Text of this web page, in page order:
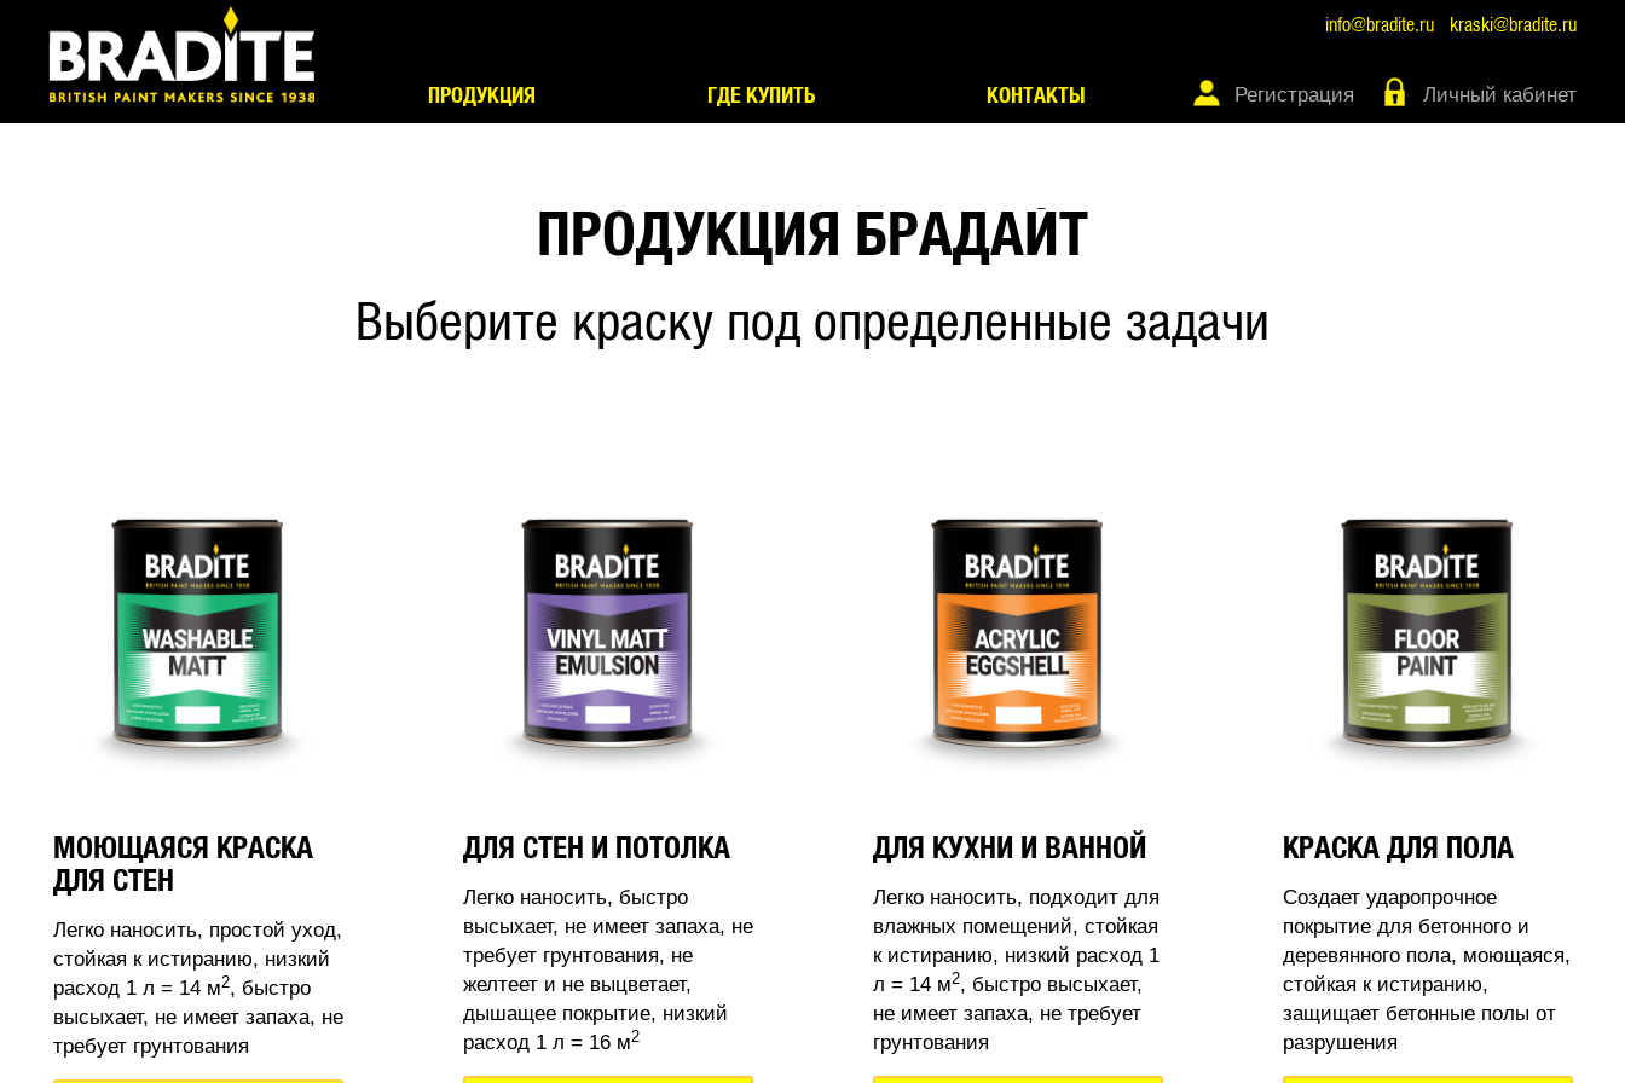
info@bradite.ru kraski@bradite.ru
ПРОДУКЦИЯ ГДЕ КУПИТЬ КОНТАКТЫ Регистрация Личный кабинет
ПРОДУКЦИЯ БРАДАЙТ
Выберите краску под определенные задачи
МОЮЩАЯСЯ КРАСКА
ДЛЯ СТЕН
Легко наносить, простой уход,
стойкая к истиранию, низкий
расход 1 л = 14 м2, быстро
высыхает, не имеет запаха, не
требует грунтования
ДЛЯ СТЕН И ПОТОЛКА
Легко наносить, быстро
высыхает, не имеет запаха, не
требует грунтования, не
желтеет и не выцветает,
дышащее покрытие, низкий
расход 1 л = 16 м2
ДЛЯ КУХНИ И ВАННОЙ
Легко наносить, подходит для
влажных помещений, стойкая
к истиранию, низкий расход 1
л = 14 м2, быстро высыхает,
не имеет запаха, не требует
грунтования
КРАСКА ДЛЯ ПОЛА
Создает ударопрочное
покрытие для бетонного и
деревянного пола, моющаяся,
стойкая к истиранию,
защищает бетонные полы от
разрушения